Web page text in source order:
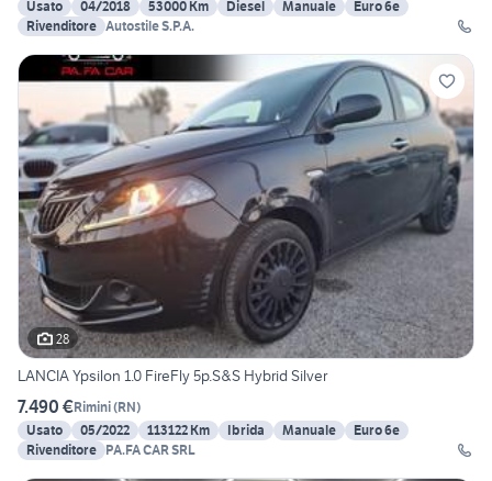
Usato 04/2018 53000 Km Diesel Manuale
Euro 6e
Rivenditore Autostile S.P.A.
28
LANCIA Ypsilon 1.0 FireFly 5p.S&S Hybrid Silver
7.490 €Rimini(RN)
Usato
05/2022 113122 Km Ibrida Manuale
Euro 6e
Rivenditore PA.FA CAR SRL